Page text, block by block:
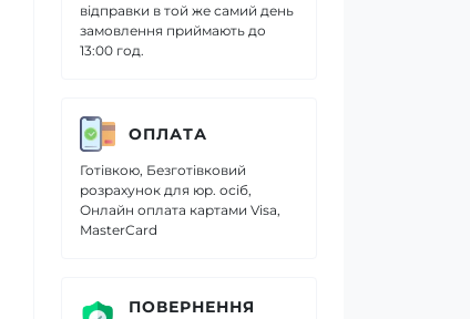
відправки в той же самий день
замовлення приймають до
13:00 год.
ОПЛАТА
Готівкою, Безготівковий
розрахунок для юр. осіб,
Онлайн оплата картами Visa,
MasterCard
ПОВЕРНЕННЯ